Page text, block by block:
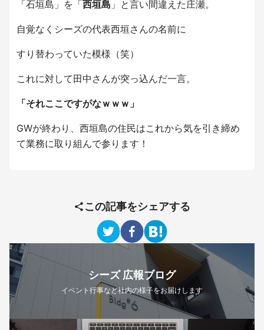
「石垣島」を「西垣島 」と言い間違えた庄瀬。
自覚なくシーズの代表西垣さんの名前に
すり替わっていた模様（笑）
これに対して田中さんが突っ込んだ一言。
「それここですがなｗｗｗ」
GWが終わり、西垣島の住民はこれから気を引き締め
て業務に取り組んで参ります！
この記事をシェアする
シーズ 広報ブログ
イベント行事など社内の様子をお届けします